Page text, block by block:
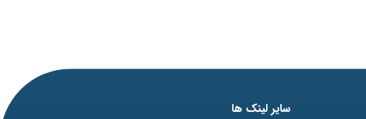
سایر لینک ها